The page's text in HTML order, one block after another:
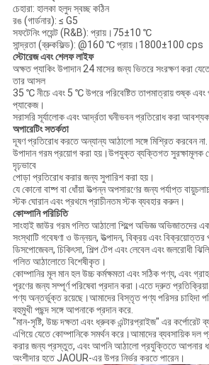
চেহারা: হালকা হলুদ স্বচ্ছ কঠিন
রঙ (গার্ডনার): ≤ G5
সফটেনিং পয়েন্ট (R&B): প্রায়।75±10 ℃
সান্দ্রতা (ব্রুকফিল্ড): @160 ℃ প্রায়।1800±100 cps
স্টোরেজ এবং শেলফ লাইফ
অক্ষত প্যাকিং উপাদান 24 মাসের জন্য ভিতরে সংরক্ষণ করা
তার আসল
35 ℃ নীচে এবং 5 ℃ উপরে পরিবেষ্টিত তাপমাত্রায় শুষ্ক এবং
প্যাকেজ।
সরাসরি সূর্যালোক এবং আর্দ্রতা ঘনীভবন প্রতিরোধ করা
অপারেটিং সতর্কতা
দূষণ প্রতিরোধ করতে অন্যান্য আঠালো সঙ্গে মিশ্রিত করবেন না.
উপাদান গরম প্রয়োগ করা হয়।উপযুক্ত ব্যক্তিগত সুরক্ষামূলক
দৃঢ়ভাবে
পোড়া প্রতিরোধ করার জন্য সুপারিশ করা হয়।
যে কোনো বাষ্প বা ধোঁয়া উত্পন্ন অপসারণের জন্য পর্যাপ্ত
স্টক ঘোরান এবং প্রথমে প্রাচীনতম স্টক ব্যবহার করুন।
কোম্পানি পরিচিতি
সাংহাই জাউর গরম গলিত আঠালো শিল্পে অভিজ্ঞ অভিজাতদের
সংস্থাটি গবেষণা ও উন্নয়ন, উত্পাদন, বিক্রয় এবং বিক্রয়োত্তর
ডিসপোজেবল, চিকিৎসা, শিল্প টেপ এবং লেবেল এবং জলরোধী
গলিত আঠালোতে বিশেষীকৃত।
কোম্পানির মূল মান হল উচ্চ কর্মক্ষমতা এবং সঠিক পণ্য, এবং
পূরণের জন্য সম্পূর্ণ পরিষেবা প্রদান করা।এতে দ্রুত
পণ্য অন্তর্ভুক্ত রয়েছে।আমাদের বিস্তৃত পণ্য পরিসর চাহিদা
বহুমুখী পছন্দ সঙ্গে আপনাকে প্রদান করে.
"মান-সৃষ্টি, উচ্চ দক্ষতা এবং ধ্রুবক এন্টারপ্রাইজ" এর কর্পোরেট
এগিয়ে যেতে কোম্পানিকে সমর্থন করে।আমাদের ব্যবসায়িক
করার জন্য প্রস্তুত, এবং আপনি আঠালো প্রযুক্তিতে আপনার
অংশীদার হতে JAOUR-এর উপর নির্ভর করতে পারেন।